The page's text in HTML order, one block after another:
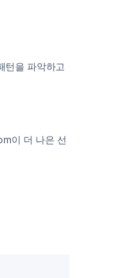
턴을 파악하고
이 더 나은 선